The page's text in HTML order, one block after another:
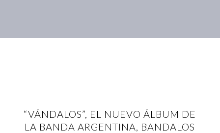
“VÁNDALOS”, EL NUEVO ÁLBUM DE
LA BANDA ARGENTINA, BANDALOS